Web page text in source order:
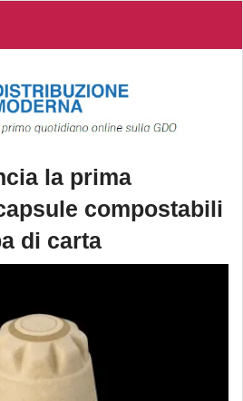
la prima
compostabili
di carta